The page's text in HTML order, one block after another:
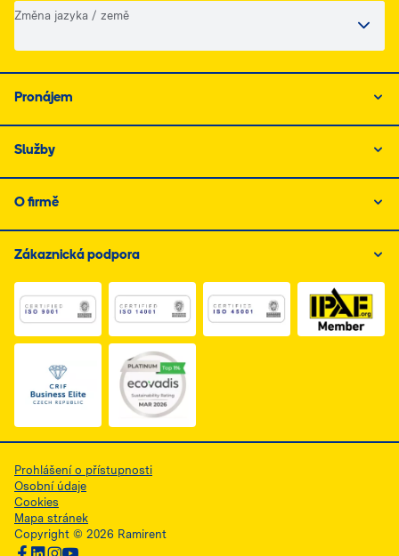
Změna jazyka / země
Pronájem
Služby
O firmě
Zákaznická podpora
Link do dokumentu PDF z certyfikatem ISO 1, otwiera
Link do dokumentu PDF z certyfikatem
Link do dokumentu
Link do dokumentu PDF z certyfikatem Business
Prohlášení o přístupnosti
Osobní údaje
Cookies
Mapa stránek
Copyright © 2026 Ramirent